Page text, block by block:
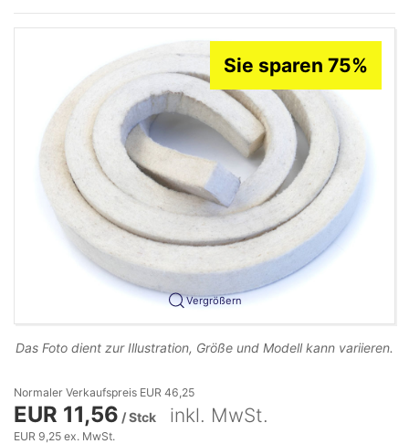
Vergrößern
Sie sparen 75%
Das Foto dient zur Illustration, Größe und Modell kann variieren.
Normaler Verkaufspreis EUR 46,25
EUR 11,56 / Stck inkl. MwSt.
EUR 9,25 ex. MwSt.